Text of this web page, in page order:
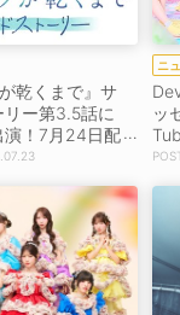
乾くまで』サ
リー第3.5話に
演！7月24日配
ニ
ッ